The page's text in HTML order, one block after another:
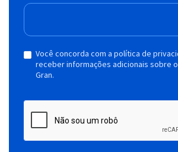
Você concorda com a política de
receber informações adicionais sobre
Gran.